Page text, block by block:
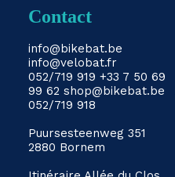
Contact
info@bikebat.be
info@velobat.fr
052/719 919 +33 7 50 69
99 62 shop@bikebat.be
052/719 918
Puursesteenweg 351
2880 Bornem